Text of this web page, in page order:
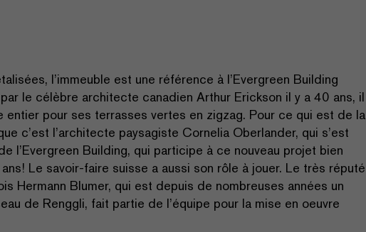
l’immeuble est une référence à l’Evergreen Building
le célèbre architecte canadien Arthur Erickson il y a 40 ans, il
entier pour ses terrasses vertes en zigzag. Pour ce qui est de la
c’est l’architecte paysagiste Cornelia Oberlander, qui s’est
l’Evergreen Building, qui participe à ce nouveau projet bien
ans! Le savoir-faire suisse a aussi son rôle à jouer. Le très réputé
Hermann Blumer, qui est depuis de nombreuses années un
de Renggli, fait partie de l’équipe pour la mise en oeuvre